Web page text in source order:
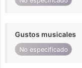
Gustos musicales
No especificado